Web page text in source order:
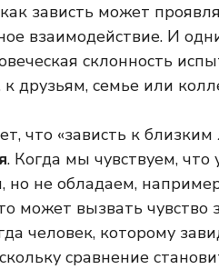
зависть может
взаимодействие. И
склонность
друзьям, семье или
что «зависть к
. Когда мы чувствуем, что
не обладаем,
может вызвать чувство
человек, которому
сравнение